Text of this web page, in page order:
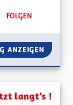
51 FOLLOWER
FOLGEN
FISCALITÉ
ANZEIGEN
langt’s !